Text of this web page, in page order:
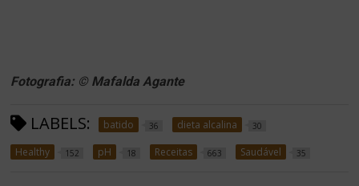
Fotografia: © Mafalda Agante
LABELS: batido 36 dieta alcalina 30
Healthy 152 pH 18 Receitas 663 Saudável 35